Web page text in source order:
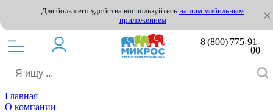
Для большего удобства воспользуйтесь нашим мобильным
приложением
8 (800) 775-91-
00
Главная
О компании